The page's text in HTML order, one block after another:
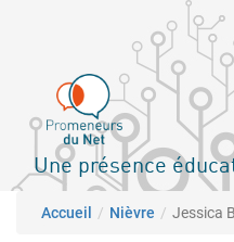
principal
Une présence
Fil d'Ariane
Accueil Nièvre Jessica